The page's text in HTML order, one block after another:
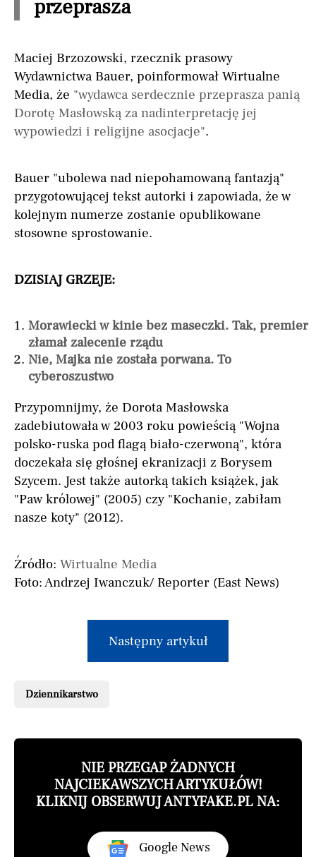
przeprasza
Maciej Brzozowski, rzecznik prasowy
Wydawnictwa Bauer, poinformował Wirtualne
Media, że "wydawca serdecznie przeprasza panią
Dorotę Masłowską za nadinterpretację jej
wypowiedzi i religijne asocjacje".
Bauer "ubolewa nad niepohamowaną fantazją"
przygotowującej tekst autorki i zapowiada, że w
kolejnym numerze zostanie opublikowane
stosowne sprostowanie.
DZISIAJ GRZEJE:
Morawiecki w kinie bez maseczki. Tak, premier
złamał zalecenie rządu
Nie, Majka nie została porwana. To
cyberoszustwo
Przypomnijmy, że Dorota Masłowska
zadebiutowała w 2003 roku powieścią "Wojna
polsko-ruska pod flagą biało-czerwoną", która
doczekała się głośnej ekranizacji z Borysem
Szycem. Jest także autorką takich książek, jak
"Paw królowej" (2005) czy "Kochanie, zabiłam
nasze koty" (2012).
Źródło: Wirtualne Media
Foto: Andrzej Iwanczuk/ Reporter (East News)
Następny artykuł
Dziennikarstwo
NIE PRZEGAP ŻADNYCH
NAJCIEKAWSZYCH ARTYKUŁÓW!
KLIKNIJ OBSERWUJ ANTYFAKE.PL NA:
Google News